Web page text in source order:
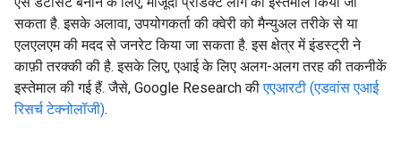
सकता है. इसके अलावा, उपयोगकर्ता की क्वेरी को मैन्युअल तरीके से या
एलएलएम की मदद से जनरेट किया जा सकता है. इस क्षेत्र में इंडस्ट्री ने
काफ़ी तरक्की की है. इसके लिए, एआई के लिए अलग-अलग तरह की तकनीकें
इस्तेमाल की गई हैं. जैसे, Google Research कीएएआरटी (एडवांस एआई
रिसर्च टेक्नोलॉजी).